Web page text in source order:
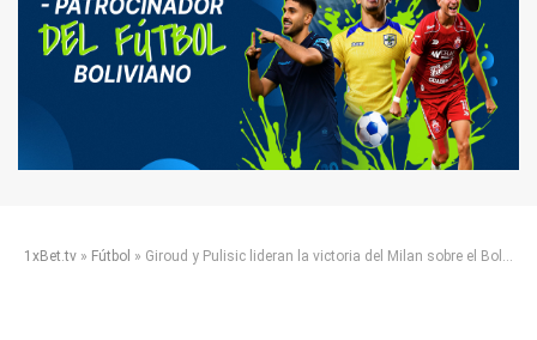
1xBet.tv » Fútbol » Giroud y Pulisic lideran la victoria del Milan sobre el Bolonia en la primera jornada de la Serie A (vídeo)